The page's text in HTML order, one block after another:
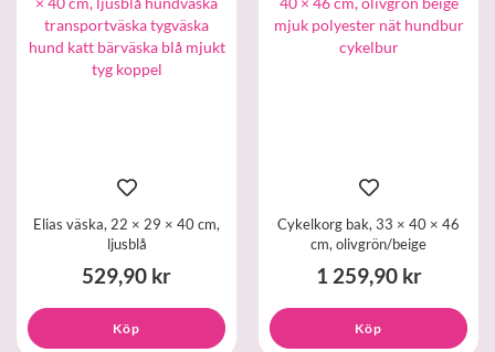
Elias väska, 22 × 29 × 40 cm,
ljusblå
529,90 kr
Köp
Cykelkorg bak, 33 × 40 × 46
cm, olivgrön/beige
1 259,90 kr
Köp